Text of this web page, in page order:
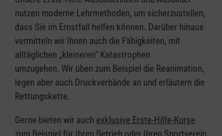
nutzen moderne Lehrmethoden, um sicherzustellen,
dass Sie im Ernstfall helfen können. Darüber hinaus
vermitteln wir Ihnen auch die Fähigkeiten, mit
alltäglichen „kleineren” Katastrophen
umzugehen. Wir üben zum Beispiel die Reanimation,
legen aber auch Druckverbände an und erläutern die
Rettungskette.
Gerne bieten wir auch exklusive Erste-Hilfe-Kurse